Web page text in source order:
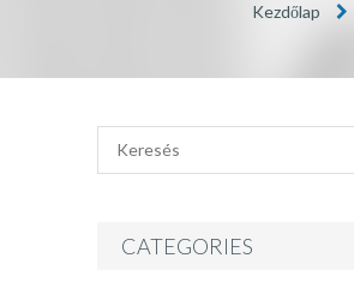
Kezdőlap
CATEGORIES